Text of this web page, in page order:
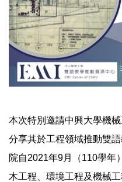
本次特別邀請中興大學機
分享其於工程領域推動雙
院自2021年9月（110學年
木工程、環境工程及機械